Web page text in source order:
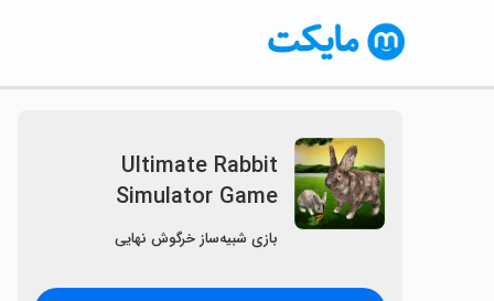
Ultimate Rabbit
Simulator Game
بازی شبیه‌ساز خرگوش نهایی